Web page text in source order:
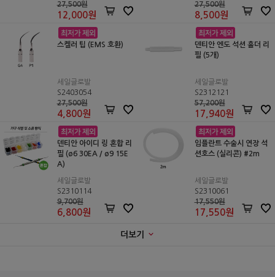
27,500원
12,000원
27,500원
8,500원
스켈러 팁 (EMS 호환)
세일글로발
S2403054
27,500원
4,800원
덴티안 엔도 석션 홀더 리
필 (5개)
세일글로발
S2312121
57,200원
17,940원
덴티안 아이디 링 혼합 리
필 (ø6 30EA / ø9 15E
A)
세일글로발
S2310114
9,700원
6,800원
임플란트 수술시 연장 석
션호스 (실리콘) #2m
세일글로발
S2310061
17,550원
17,550원
더보기